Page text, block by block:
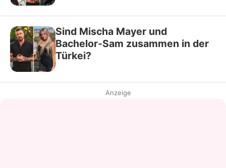
Sind Mischa Mayer und
Bachelor-Sam zusammen in der
Türkei?
Anzeige